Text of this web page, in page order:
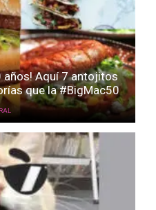
años! Aquí 7 antojitos
que la #BigMac50